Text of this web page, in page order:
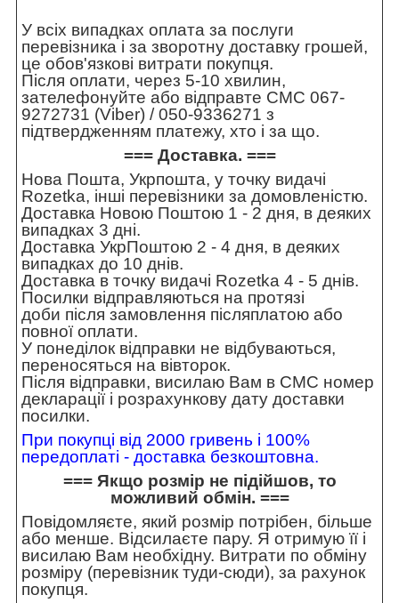
У всіх випадках оплата за послуги
перевізника і за зворотну доставку грошей,
це обов'язкові витрати покупця.
Після оплати, через 5-10 хвилин,
зателефонуйте або відправте СМС 067-
9272731 (Viber) / 050-9336271 з
підтвердженням платежу, хто і за що.
=== Доставка. ===
Нова Пошта, Укрпошта, у точку видачі
Rozetka, інші перевізники за домовленістю.
Доставка Новою Поштою 1 - 2 дня, в деяких
випадках 3 дні.
Доставка УкрПоштою 2 - 4 дня, в деяких
випадках до 10 днів.
Доставка в точку видачі Rozetka 4 - 5 днів.
Посилки відправляються на протязі
доби після замовлення післяплатою або
повної оплати.
У понеділок відправки не відбуваються,
переносяться на вівторок.
Після відправки, висилаю Вам в СМС номер
декларації і розрахункову дату доставки
посилки.
При покупці від 2000 гривень і 100%
передоплаті - доставка безкоштовна.
=== Якщо розмір не підійшов, то
можливий обмін. ===
Повідомляєте, який розмір потрібен, більше
або менше. Відсилаєте пару. Я отримую її і
висилаю Вам необхідну. Витрати по обміну
розміру (перевізник туди-сюди), за рахунок
покупця.